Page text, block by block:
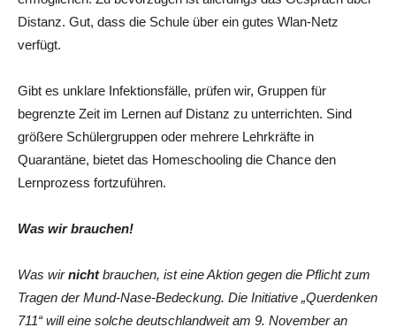
Distanz. Gut, dass die Schule über ein gutes Wlan-Netz
verfügt.
Gibt es unklare Infektionsfälle, prüfen wir, Gruppen für
begrenzte Zeit im Lernen auf Distanz zu unterrichten. Sind
größere Schülergruppen oder mehrere Lehrkräfte in
Quarantäne, bietet das Homeschooling die Chance den
Lernprozess fortzuführen.
Was wir brauchen!
Was wirnichtbrauchen, ist eine Aktion gegen die Pflicht zum
Tragen der Mund-Nase-Bedeckung. Die Initiative „Querdenken
711“ will eine solche deutschlandweit am 9. November an